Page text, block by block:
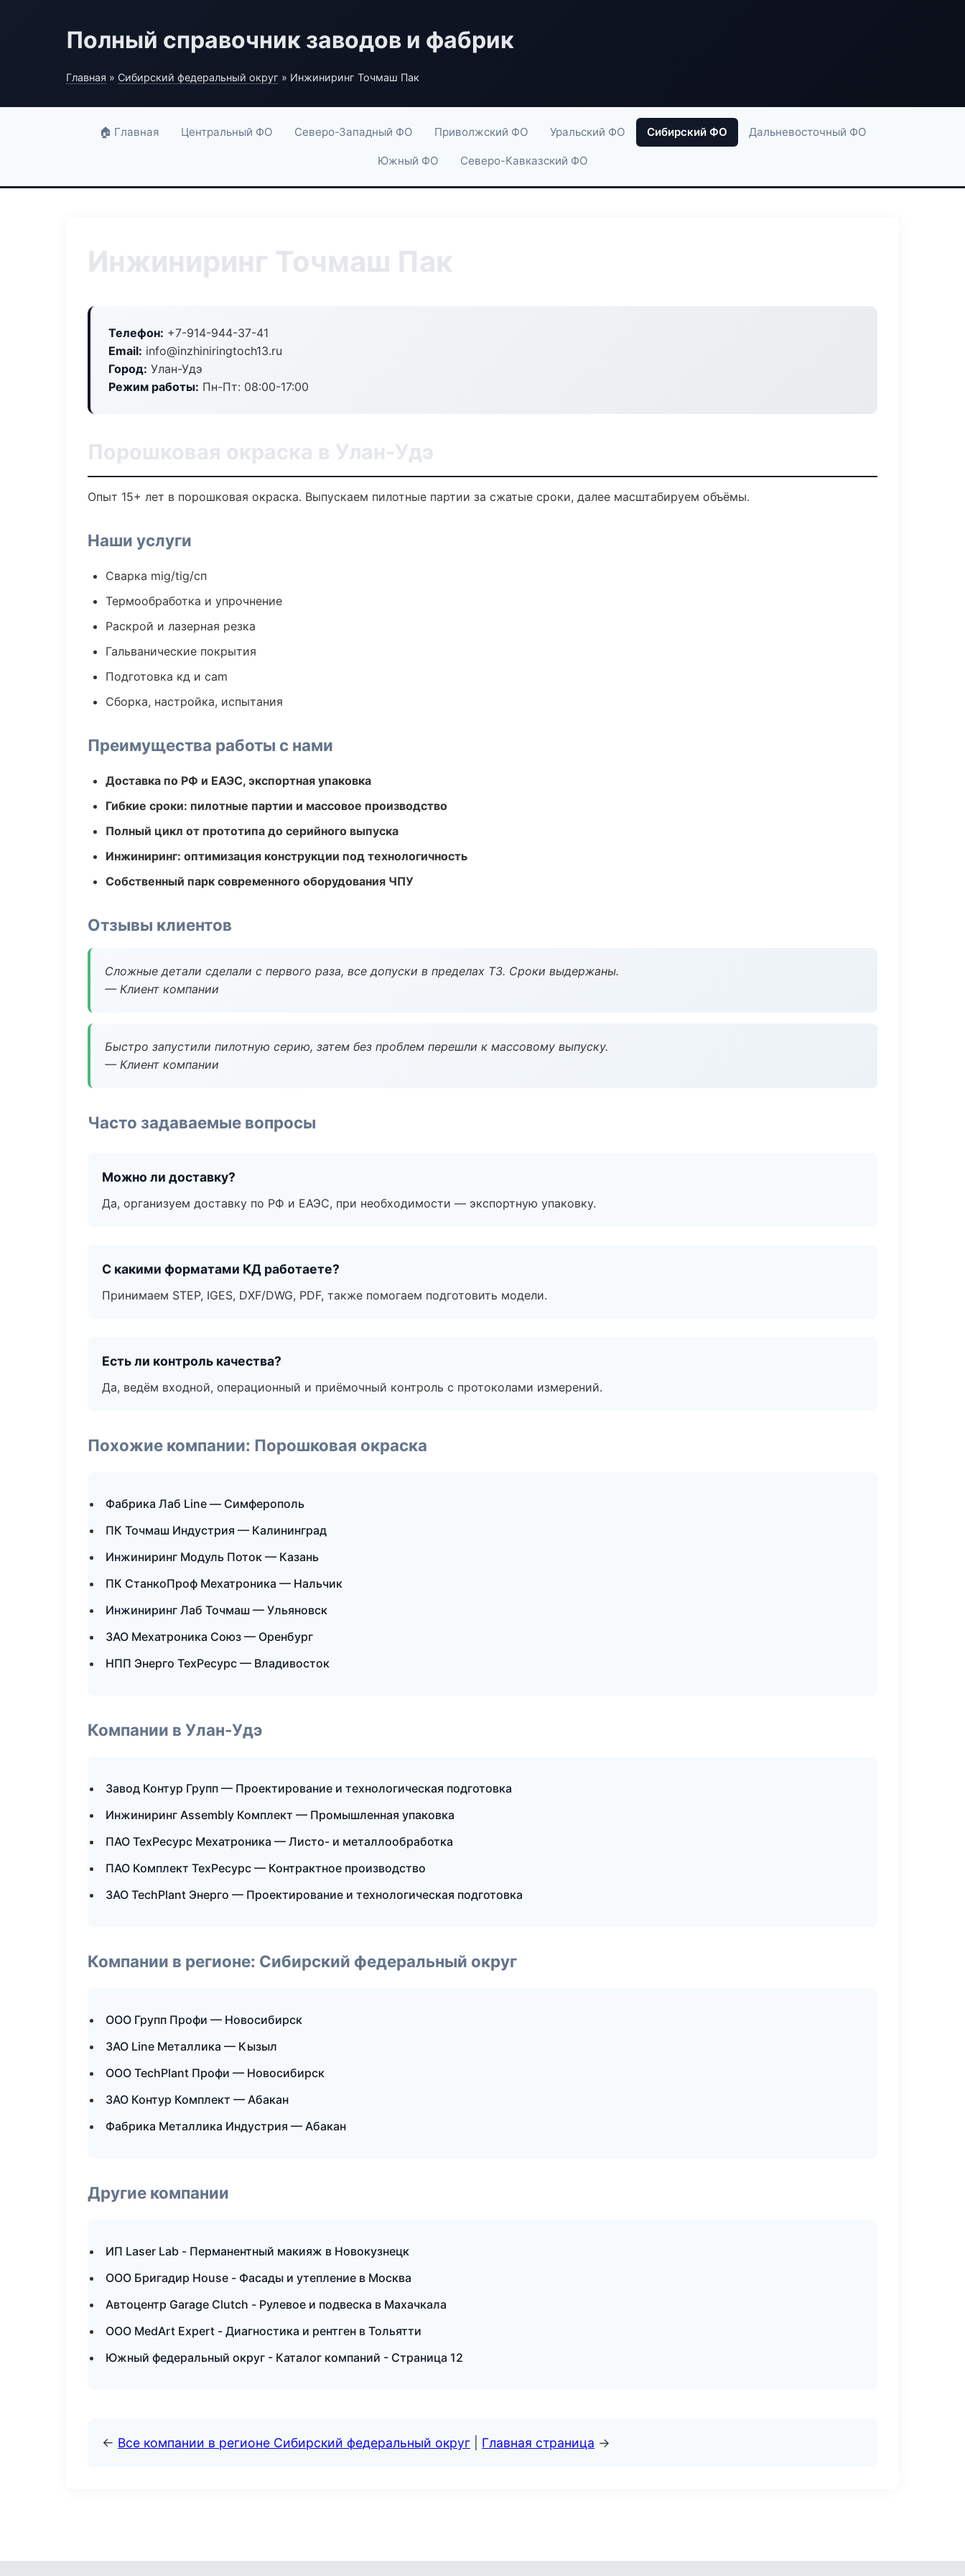
Полный справочник заводов и фабрик
Главная » Сибирский федеральный округ » Инжиниринг Точмаш Пак
🏠 Главная Центральный ФО Северо-Западный ФО Приволжский ФО Уральский ФО Сибирский ФО Дальневосточный ФО
Южный ФО Северо-Кавказский ФО
Инжиниринг Точмаш Пак
Телефон: +7-914-944-37-41
Email: info@inzhiniringtoch13.ru
Город: Улан-Удэ
Режим работы: Пн-Пт: 08:00-17:00
Порошковая окраска в Улан-Удэ
Опыт 15+ лет в порошковая окраска. Выпускаем пилотные партии за сжатые сроки, далее масштабируем объёмы.
Наши услуги
Сварка mig/tig/сп
Термообработка и упрочнение
Раскрой и лазерная резка
Гальванические покрытия
Подготовка кд и cam
Сборка, настройка, испытания
Преимущества работы с нами
Доставка по РФ и ЕАЭС, экспортная упаковка
Гибкие сроки: пилотные партии и массовое производство
Полный цикл от прототипа до серийного выпуска
Инжиниринг: оптимизация конструкции под технологичность
Собственный парк современного оборудования ЧПУ
Отзывы клиентов
Сложные детали сделали с первого раза, все допуски в пределах ТЗ. Сроки выдержаны.
— Клиент компании
Быстро запустили пилотную серию, затем без проблем перешли к массовому выпуску.
— Клиент компании
Часто задаваемые вопросы
Можно ли доставку?
Да, организуем доставку по РФ и ЕАЭС, при необходимости — экспортную упаковку.
С какими форматами КД работаете?
Принимаем STEP, IGES, DXF/DWG, PDF, также помогаем подготовить модели.
Есть ли контроль качества?
Да, ведём входной, операционный и приёмочный контроль с протоколами измерений.
Похожие компании: Порошковая окраска
Фабрика Лаб Line — Симферополь
ПК Точмаш Индустрия — Калининград
Инжиниринг Модуль Поток — Казань
ПК СтанкоПроф Мехатроника — Нальчик
Инжиниринг Лаб Точмаш — Ульяновск
ЗАО Мехатроника Союз — Оренбург
НПП Энерго ТехРесурс — Владивосток
Компании в Улан-Удэ
Завод Контур Групп — Проектирование и технологическая подготовка
Инжиниринг Assembly Комплект — Промышленная упаковка
ПАО ТехРесурс Мехатроника — Листо- и металлообработка
ПАО Комплект ТехРесурс — Контрактное производство
ЗАО TechPlant Энерго — Проектирование и технологическая подготовка
Компании в регионе: Сибирский федеральный округ
ООО Групп Профи — Новосибирск
ЗАО Line Металлика — Кызыл
ООО TechPlant Профи — Новосибирск
ЗАО Контур Комплект — Абакан
Фабрика Металлика Индустрия — Абакан
Другие компании
ИП Laser Lab - Перманентный макияж в Новокузнецк
ООО Бригадир House - Фасады и утепление в Москва
Автоцентр Garage Clutch - Рулевое и подвеска в Махачкала
ООО MedArt Expert - Диагностика и рентген в Тольятти
Южный федеральный округ - Каталог компаний - Страница 12
← Все компании в регионе Сибирский федеральный округ Главная страница →